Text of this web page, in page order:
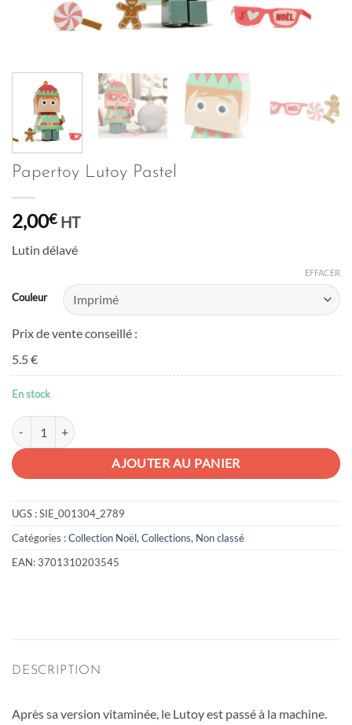
Papertoy Lutoy Pastel
2,00€ HT
Lutin délavé
Couleur
EFFACER
Prix de vente conseillé :
5.5 €
En stock
quantité de Papertoy Lutoy Pastel
AJOUTER AU PANIER
UGS :SIE_001304_2789
Catégories :Collection Noël,Collections, Non classé
EAN:3701310203545
DESCRIPTION
Après sa version vitaminée, le Lutoy est passé à la machine.